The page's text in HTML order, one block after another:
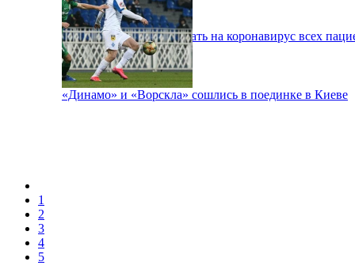
В Киеве будут тестировать на коронавирус всех
«Динамо» и «Ворскла» сошлись в поединке в Киеве
1
2
3
4
5